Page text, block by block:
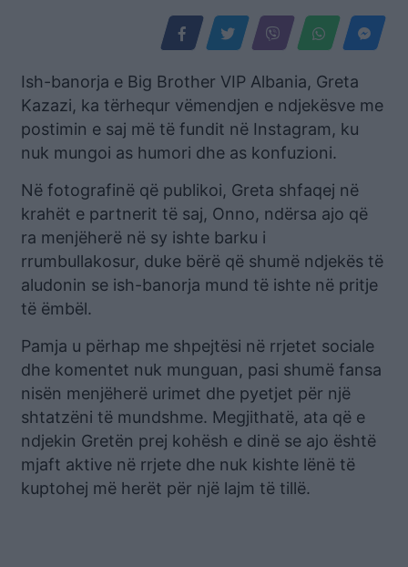
Ish-banorja e Big Brother VIP Albania, Greta
Kazazi, ka tërhequr vëmendjen e ndjekësve me
postimin e saj më të fundit në Instagram, ku
nuk mungoi as humori dhe as konfuzioni.
Në fotografinë që publikoi, Greta shfaqej në
krahët e partnerit të saj, Onno, ndërsa ajo që
ra menjëherë në sy ishte barku i
rrumbullakosur, duke bërë që shumë ndjekës të
aludonin se ish-banorja mund të ishte në pritje
të ëmbël.
Pamja u përhap me shpejtësi në rrjetet sociale
dhe komentet nuk munguan, pasi shumë fansa
nisën menjëherë urimet dhe pyetjet për një
shtatzëni të mundshme. Megjithatë, ata që e
ndjekin Gretën prej kohësh e dinë se ajo është
mjaft aktive në rrjete dhe nuk kishte lënë të
kuptohej më herët për një lajm të tillë.